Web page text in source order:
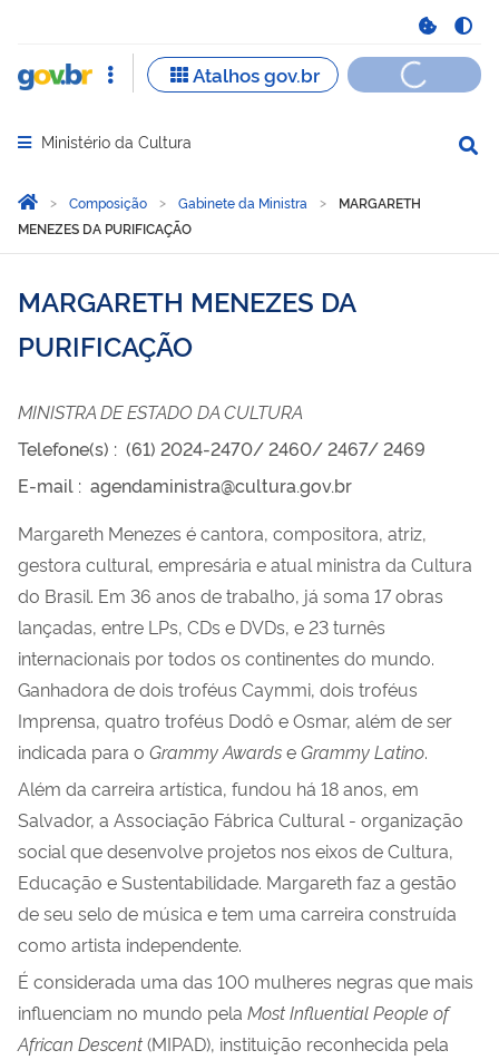
Ministério da Cultura
Você está aqui:
Página Inicial
Composição Gabinete da Ministra
MARGARETH
MENEZES DA PURIFICAÇÃO
MARGARETH MENEZES DA
PURIFICAÇÃO
MINISTRA DE ESTADO DA CULTURA
Telefone(s) : (61) 2024-2470/ 2460/ 2467/ 2469
E-mail : agendaministra@cultura.gov.br
Margareth Menezes é cantora, compositora, atriz,
gestora cultural, empresária e atual ministra da Cultura
do Brasil. Em 36 anos de trabalho, já soma 17 obras
lançadas, entre LPs, CDs e DVDs, e 23 turnês
internacionais por todos os continentes do mundo.
Ganhadora de dois troféus Caymmi, dois troféus
Imprensa, quatro troféus Dodô e Osmar, além de ser
indicada para o Grammy AwardseGrammy Latino.
Além da carreira artística, fundou há 18 anos, em
Salvador, a Associação Fábrica Cultural - organização
social que desenvolve projetos nos eixos de Cultura,
Educação e Sustentabilidade. Margareth faz a gestão
de seu selo de música e tem uma carreira construída
como artista independente.
É considerada uma das 100 mulheres negras que mais
influenciam no mundo pela Most Influential People of
African Descent(MIPAD), instituição reconhecida pela